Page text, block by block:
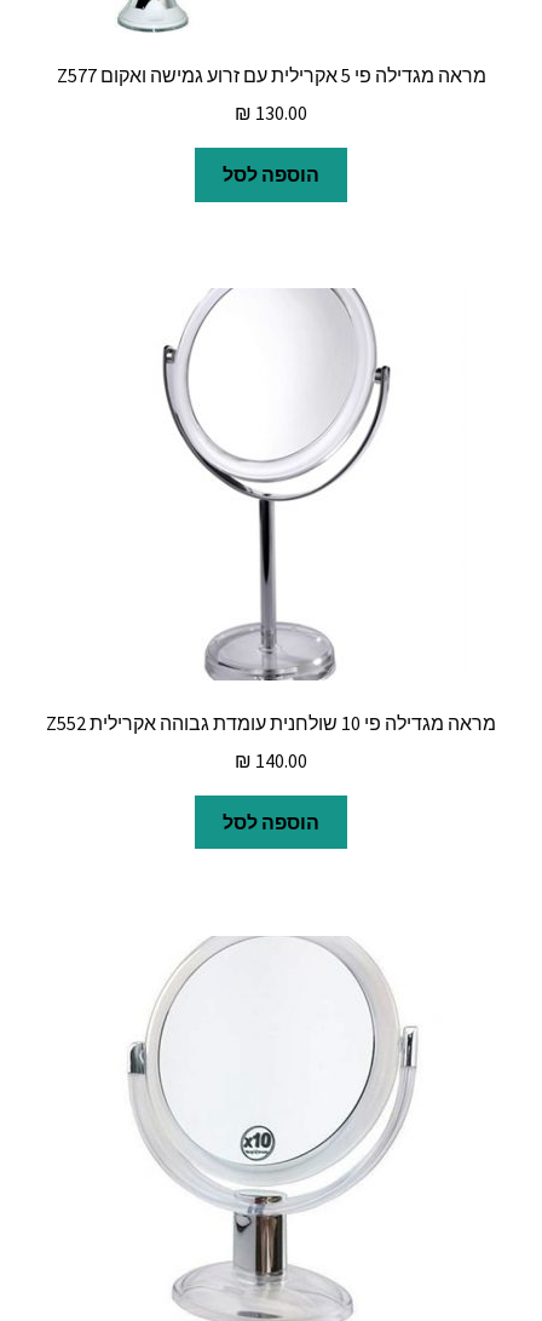
מראה מגדילה פי 5 אקרילית עם זרוע גמישה ואקום Z577
₪ 130.00
הוספה לסל
מראה מגדילה פי 10 שולחנית עומדת גבוהה אקרילית Z552
₪ 140.00
הוספה לסל